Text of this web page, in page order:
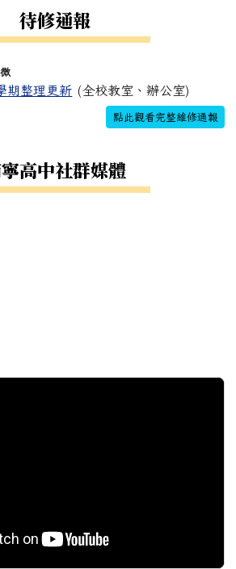
待修通報
期整理更新 (全校教室、辦公室)
點此觀看完整維修通報
高中社群媒體